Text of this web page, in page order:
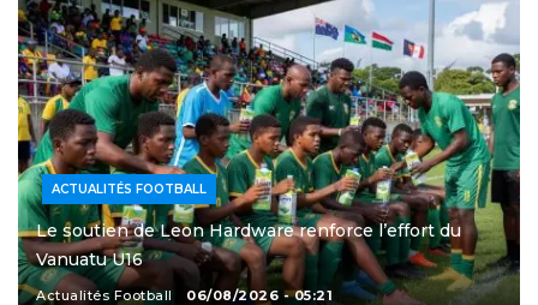
ACTUALITÉS FOOTBALL
Le soutien de Leon Hardware renforce l’effort du
Vanuatu U16
Actualités Football 06/08/2026 - 05:21